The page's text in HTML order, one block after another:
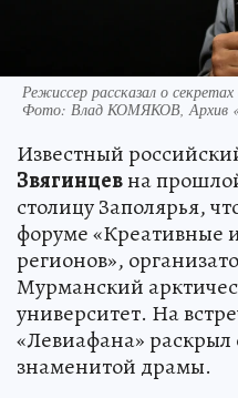
Режиссер рассказал о
Фото: Влад КОМЯКОВ, Архив
Известный
Звягинцевна
столицу Заполярья,
форуме «Креативные
регионов»,
Мурманский
университет. На
«Левиафана» раскрыл
знаменитой драмы.